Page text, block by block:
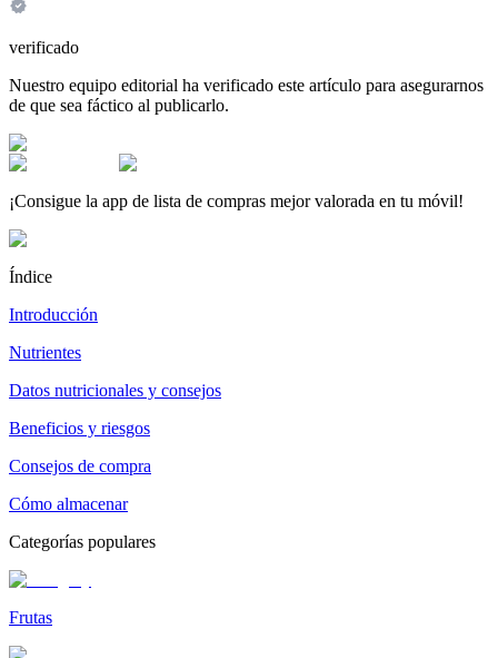
verificado
Nuestro equipo editorial ha verificado este artículo para asegurarnos
de que sea fáctico al publicarlo.
¡Consigue la app de lista de compras mejor valorada en tu móvil!
Índice
Introducción
Nutrientes
Datos nutricionales y consejos
Beneficios y riesgos
Consejos de compra
Cómo almacenar
Categorías populares
Frutas